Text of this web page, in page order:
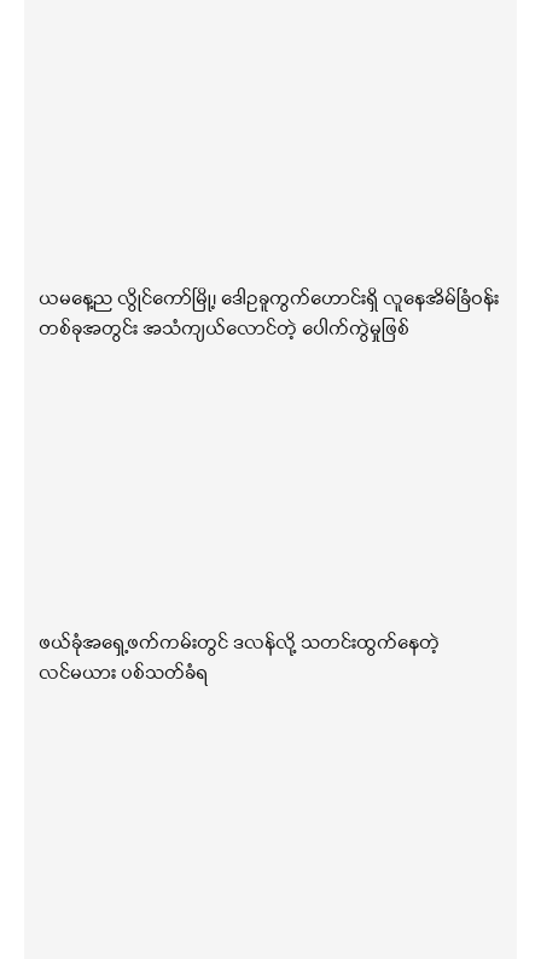
ယမနေ့ည လွိုင်ကော်မြို့၊ ဒေါဥခူကွက်ဟောင်းရှိ လူနေအိမ်ခြံဝန်း
တစ်ခုအတွင်း အသံကျယ်လောင်တဲ့ ပေါက်ကွဲမှုဖြစ်
ဖယ်ခုံအရှေ့ဖက်ကမ်းတွင် ဒလန်လို့ သတင်းထွက်နေတဲ့
လင်မယား ပစ်သတ်ခံရ